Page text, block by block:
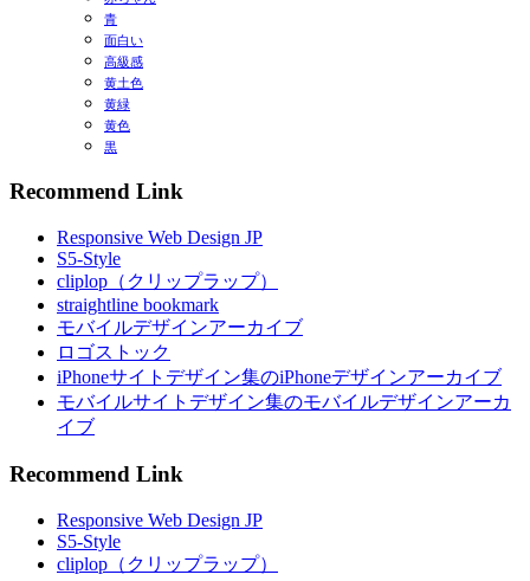
青
面白い
高級感
黄土色
黄緑
黄色
黒
Recommend Link
Responsive Web Design JP
S5-Style
cliplop（クリップラップ）
straightline bookmark
モバイルデザインアーカイブ
ロゴストック
iPhoneサイトデザイン集のiPhoneデザインアーカイブ
モバイルサイトデザイン集のモバイルデザインアーカ
イブ
Recommend Link
Responsive Web Design JP
S5-Style
cliplop（クリップラップ）